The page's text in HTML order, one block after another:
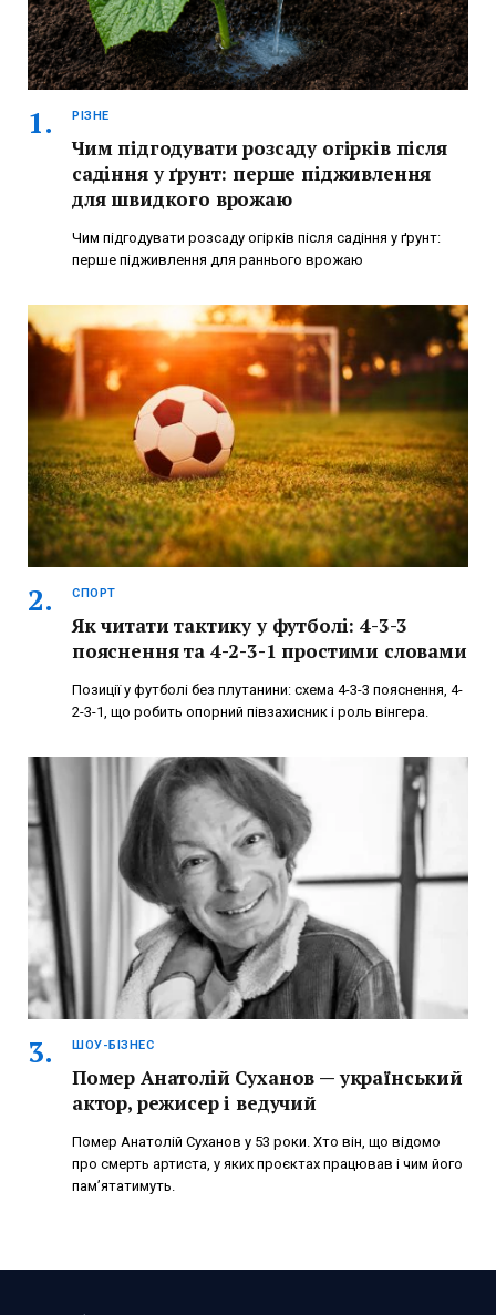
РІЗНЕ
Чим підгодувати розсаду огірків після
садіння у ґрунт: перше підживлення
для швидкого врожаю
Чим підгодувати розсаду огірків після садіння у ґрунт:
перше підживлення для раннього врожаю
СПОРТ
Як читати тактику у футболі: 4-3-3
пояснення та 4-2-3-1 простими словами
Позиції у футболі без плутанини: схема 4-3-3 пояснення, 4-
2-3-1, що робить опорний півзахисник і роль вінгера.
ШОУ-БІЗНЕС
Помер Анатолій Суханов — український
актор, режисер і ведучий
Помер Анатолій Суханов у 53 роки. Хто він, що відомо
про смерть артиста, у яких проєктах працював і чим його
пам’ятатимуть.